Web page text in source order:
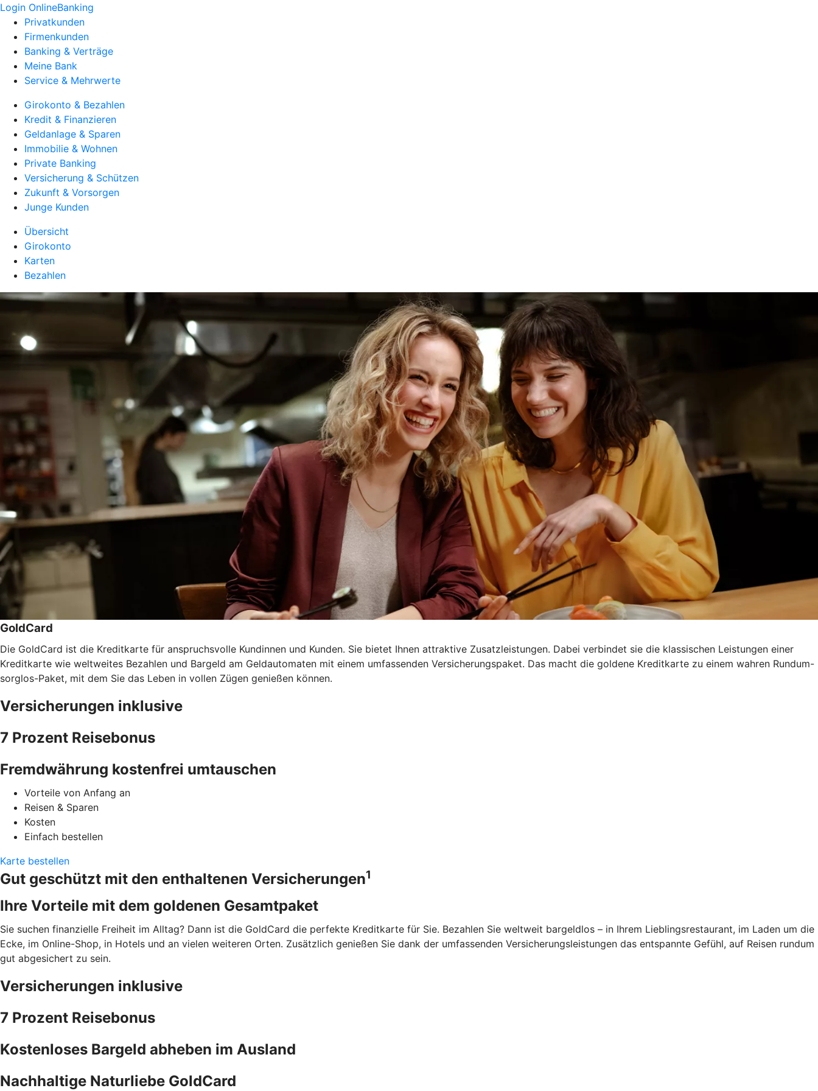
Login OnlineBanking
Privatkunden
Firmenkunden
Banking & Verträge
Meine Bank
Service & Mehrwerte
Girokonto & Bezahlen
Kredit & Finanzieren
Geldanlage & Sparen
Immobilie & Wohnen
Private Banking
Versicherung & Schützen
Zukunft & Vorsorgen
Junge Kunden
Übersicht
Girokonto
Karten
Bezahlen
GoldCard
Die GoldCard ist die Kreditkarte für anspruchsvolle Kundinnen und Kunden. Sie bietet Ihnen attraktive Zusatzleistungen. Dabei verbindet sie die klassischen Leistungen einer
Kreditkarte wie weltweites Bezahlen und Bargeld am Geldautomaten mit einem umfassenden Versicherungspaket. Das macht die goldene Kreditkarte zu einem wahren Rundum-
sorglos-Paket, mit dem Sie das Leben in vollen Zügen genießen können.
Versicherungen inklusive
7 Prozent Reisebonus
Fremdwährung kostenfrei umtauschen
Vorteile von Anfang an
Reisen & Sparen
Kosten
Einfach bestellen
Karte bestellen
Gut geschützt mit den enthaltenen Versicherungen1
Ihre Vorteile mit dem goldenen Gesamtpaket
Sie suchen finanzielle Freiheit im Alltag? Dann ist die GoldCard die perfekte Kreditkarte für Sie. Bezahlen Sie weltweit bargeldlos – in Ihrem Lieblingsrestaurant, im Laden um die
Ecke, im Online-Shop, in Hotels und an vielen weiteren Orten. Zusätzlich genießen Sie dank der umfassenden Versicherungsleistungen das entspannte Gefühl, auf Reisen rundum
gut abgesichert zu sein.
Versicherungen inklusive
7 Prozent Reisebonus
Kostenloses Bargeld abheben im Ausland
Nachhaltige Naturliebe GoldCard